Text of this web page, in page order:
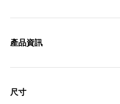
產品資訊
尺寸